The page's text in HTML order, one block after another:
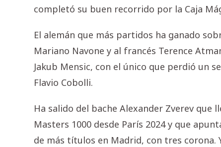
completó su buen recorrido por la Caja
El alemán que más partidos ha ganado
Mariano Navone y al francés Terence
Jakub Mensic, con el único que perdió un
Flavio Cobolli.
Ha salido del bache Alexander Zverev que
Masters 1000 desde París 2024 y que
de más títulos en Madrid, con tres corona.